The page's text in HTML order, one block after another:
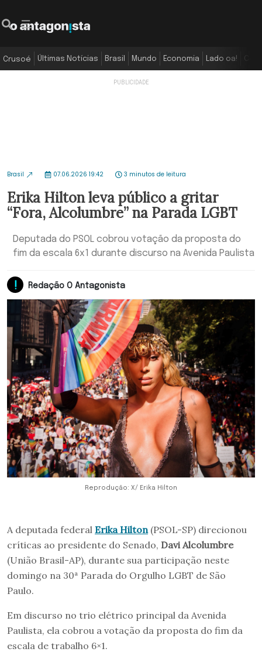
Crusoé Últimas Notícias Brasil Mundo Economia Lado oa!
Brasil 07.06.2026 19:42 3 minutos de leitura
Erika Hilton leva público a gritar
“Fora, Alcolumbre” na Parada LGBT
Deputada do PSOL cobrou votação da proposta do
fim da escala 6x1 durante discurso na Avenida Paulista
Redação O Antagonista
Reprodução: X/ Erika Hilton
A deputada federal Erika Hilton (PSOL-SP) direcionou
críticas ao presidente do Senado, Davi Alcolumbre
(União Brasil-AP), durante sua participação neste
domingo na 30ª Parada do Orgulho LGBT de São
Paulo.
Em discurso no trio elétrico principal da Avenida
Paulista, ela cobrou a votação da proposta do fim da
escala de trabalho 6×1.